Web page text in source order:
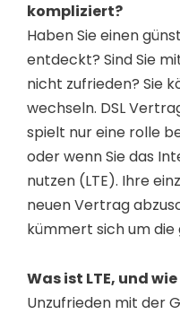
kompliziert?
Haben Sie einen
entdeckt? Sind Sie
nicht zufrieden? Sie
wechseln. DSL
spielt nur eine rolle
oder wenn Sie das
nutzen (LTE). Ihre
neuen Vertrag
kümmert sich um
Was ist LTE, und
Unzufrieden mit der